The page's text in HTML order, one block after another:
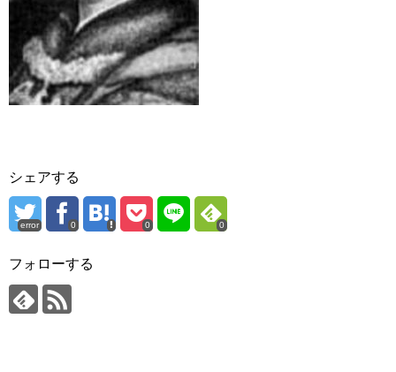
シェアする
error 0 0 0
フォローする
音楽機材
instruments
プロ作曲家オススメ DTM機材
音楽家を目指す人の為のコラム
enjyoy music
音楽聴き放題サービス